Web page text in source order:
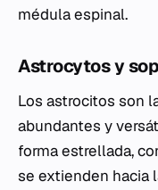
médula espinal.
Astrocytos y
Los astrocitos son
abundantes y
forma estrellada,
se extienden hacia